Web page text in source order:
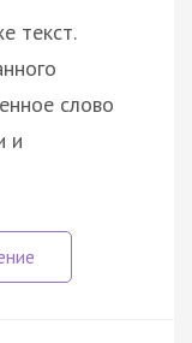
текст.
слово
и